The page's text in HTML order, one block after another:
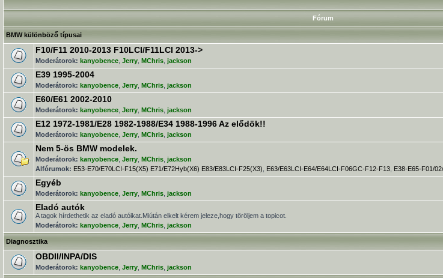
Fórum
BMW különböző típusai
F10/F11 2010-2013 F10LCI/F11LCI 2013->
Moderátorok: kanyobence Jerry MChris jackson
E39 1995-2004
Moderátorok: kanyobence Jerry MChris jackson
E60/E61 2002-2010
Moderátorok: kanyobence Jerry MChris jackson
E12 1972-1981/E28 1982-1988/E34 1988-1996 Az elődök!!
Moderátorok: kanyobence Jerry MChris jackson
Nem 5-ös BMW modelek.
Moderátorok: kanyobence Jerry MChris jackson
Alfórumok: E53-E70/E70LCI-F15(X5) E71/E72Hyb(X6) E83/E83LCI-F25(X3) E63/E63LCI-E64/E64LCI-F06GC-F12-F13 E38-E65-F01/
Egyéb
Moderátorok: kanyobence Jerry MChris jackson
Eladó autók
A tagok hírdethetik az eladó autóikat.Miútán elkelt kérem jeleze,hogy töröljem a topicot.
Moderátorok: kanyobence Jerry MChris jackson
Diagnosztika
OBDII/INPA/DIS
Moderátorok: kanyobence Jerry MChris jackson